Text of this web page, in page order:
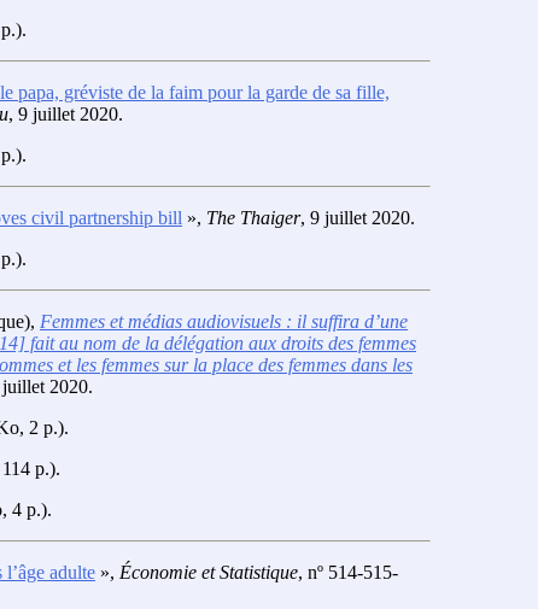
papa, gréviste de la faim pour la garde de sa fille,
, 9 juillet 2020.
civil partnership bill », The Thaiger, 9 juillet 2020.
Femmes et médias audiovisuels : il suffira d’une
fait au nom de la délégation aux droits des femmes
et les femmes sur la place des femmes dans les
juillet 2020.
2 p.).
p.).
4 p.).
l’âge adulte », Économie et Statistique, nº 514-515-